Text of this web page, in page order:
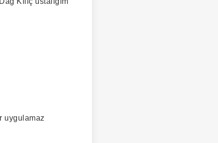
uygulamaz